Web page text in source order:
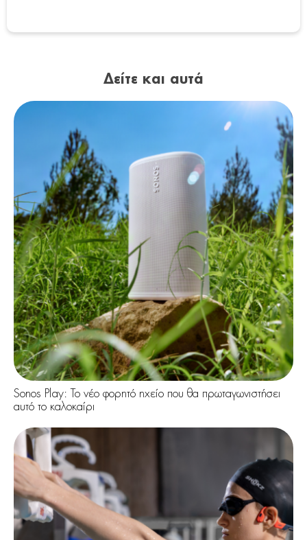
Δείτε και αυτά
Sonos Play: Το νέο φορητό ηχείο που θα πρωταγωνιστήσει
αυτό το καλοκαίρι